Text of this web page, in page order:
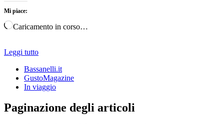
Mi piace:
Caricamento in corso…
Leggi tutto
Bassanelli.it
GustoMagazine
In viaggio
Paginazione degli articoli